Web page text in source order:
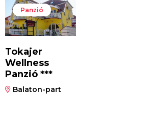
Panzió
Tokajer
Wellness
Panzió ***
Balaton-part